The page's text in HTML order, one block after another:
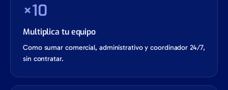
×10
Multiplica tu equipo
Como sumar comercial, administrativo y coordinador 24/7,
sin contratar.